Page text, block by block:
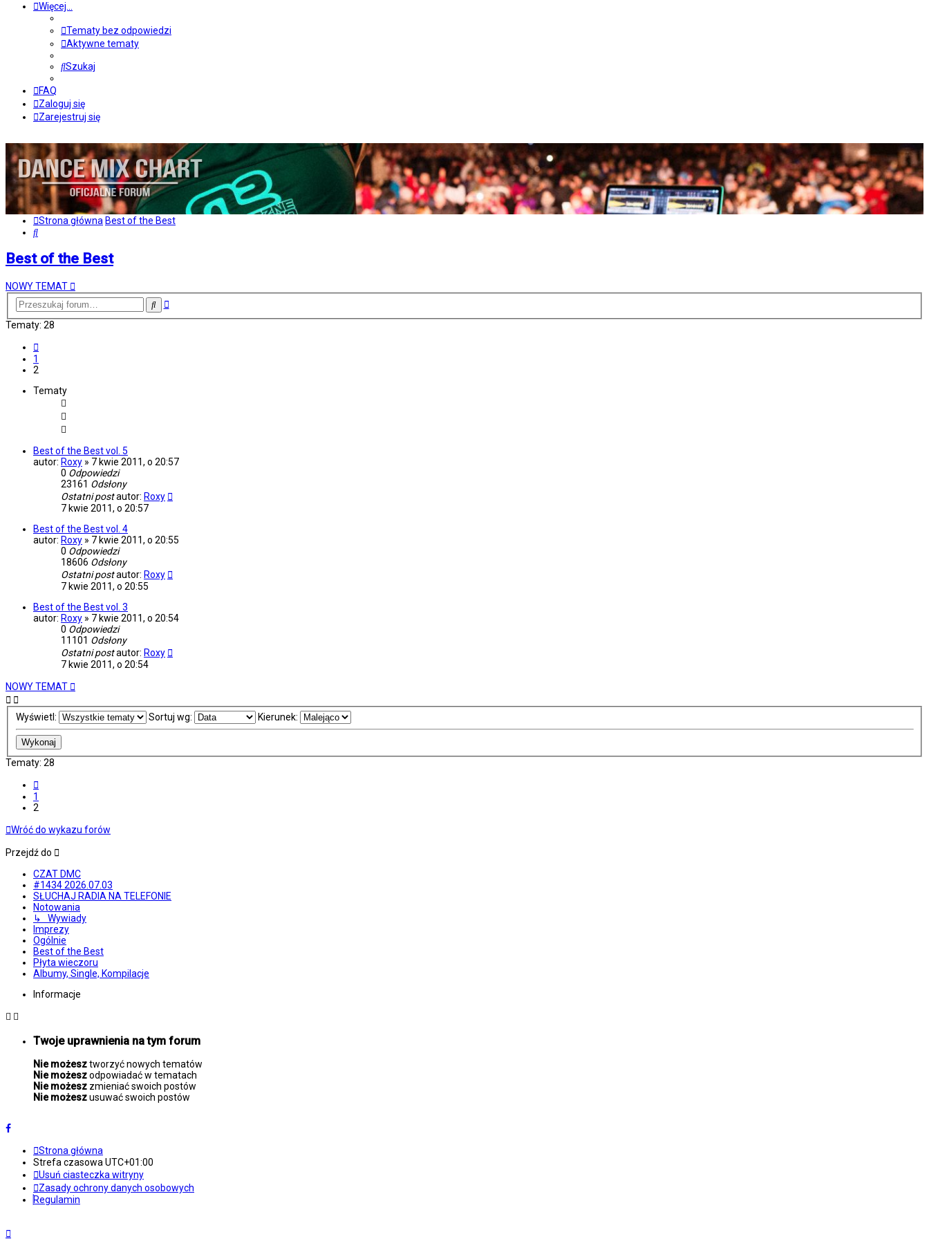
Więcej…
Tematy bez odpowiedzi
Aktywne tematy
Szukaj
FAQ
Zaloguj się
Zarejestruj się
Strona główna Best of the Best
Szukaj
Best of the Best
NOWY TEMAT
SzukajWyszukiwanie
Tematy: 28
1
2
Tematy
Best of the Best vol. 5
autor: Roxy » 7 kwie 2011, o 20:57
0 Odpowiedzi
23161 Odsłony
Ostatni postautor: Roxy
7 kwie 2011, o 20:57
Best of the Best vol. 4
autor: Roxy » 7 kwie 2011, o 20:55
0 Odpowiedzi
18606 Odsłony
Ostatni postautor: Roxy
7 kwie 2011, o 20:55
Best of the Best vol. 3
autor: Roxy » 7 kwie 2011, o 20:54
0 Odpowiedzi
11101 Odsłony
Ostatni postautor: Roxy
7 kwie 2011, o 20:54
NOWY TEMAT
Wyświetl: Sortuj wg: Kierunek:
Tematy: 28
1
2
Wróć do wykazu forów
Przejdź do
CZAT DMC
#1434 2026.07.03
SŁUCHAJ RADIA NA TELEFONIE
Notowania
↳ Wywiady
Imprezy
Ogólnie
Best of the Best
Płyta wieczoru
Albumy, Single, Kompilacje
Informacje
Twoje uprawnienia na tym forum
Nie możesztworzyć nowych tematów
Nie możeszodpowiadać w tematach
Nie możesz zmieniać swoich postów
Nie możeszusuwać swoich postów
Strona główna
Strefa czasowa UTC+01:00
Usuń ciasteczka witryny
Zasady ochrony danych osobowych
Regulamin